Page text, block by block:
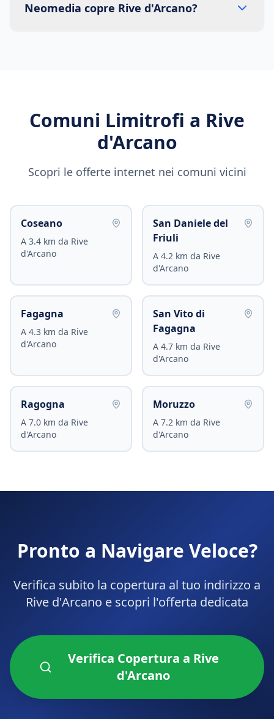
Neomedia copre Rive d'Arcano?
Comuni Limitrofi a Rive
d'Arcano
Scopri le offerte internet nei comuni vicini
Coseano
A 3.4 km da Rive
d'Arcano
San Daniele del
Friuli
A 4.2 km da Rive
d'Arcano
Fagagna
A 4.3 km da Rive
d'Arcano
San Vito di
Fagagna
A 4.7 km da Rive
d'Arcano
Ragogna
A 7.0 km da Rive
d'Arcano
Moruzzo
A 7.2 km da Rive
d'Arcano
Pronto a Navigare Veloce?
Verifica subito la copertura al tuo indirizzo a
Rive d'Arcano e scopri l'offerta dedicata
Verifica Copertura a Rive
d'Arcano